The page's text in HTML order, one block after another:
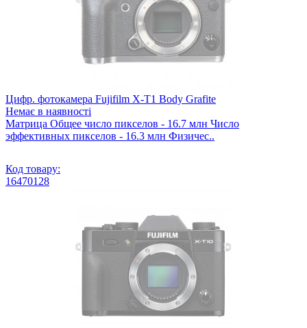
Цифр. фотокамера Fujifilm X-T1 Body Grafite
Немає в наявності
Матрица Общее число пикселов - 16.7 млн Число
эффективных пикселов - 16.3 млн Физичес..
Код товару:
16470128